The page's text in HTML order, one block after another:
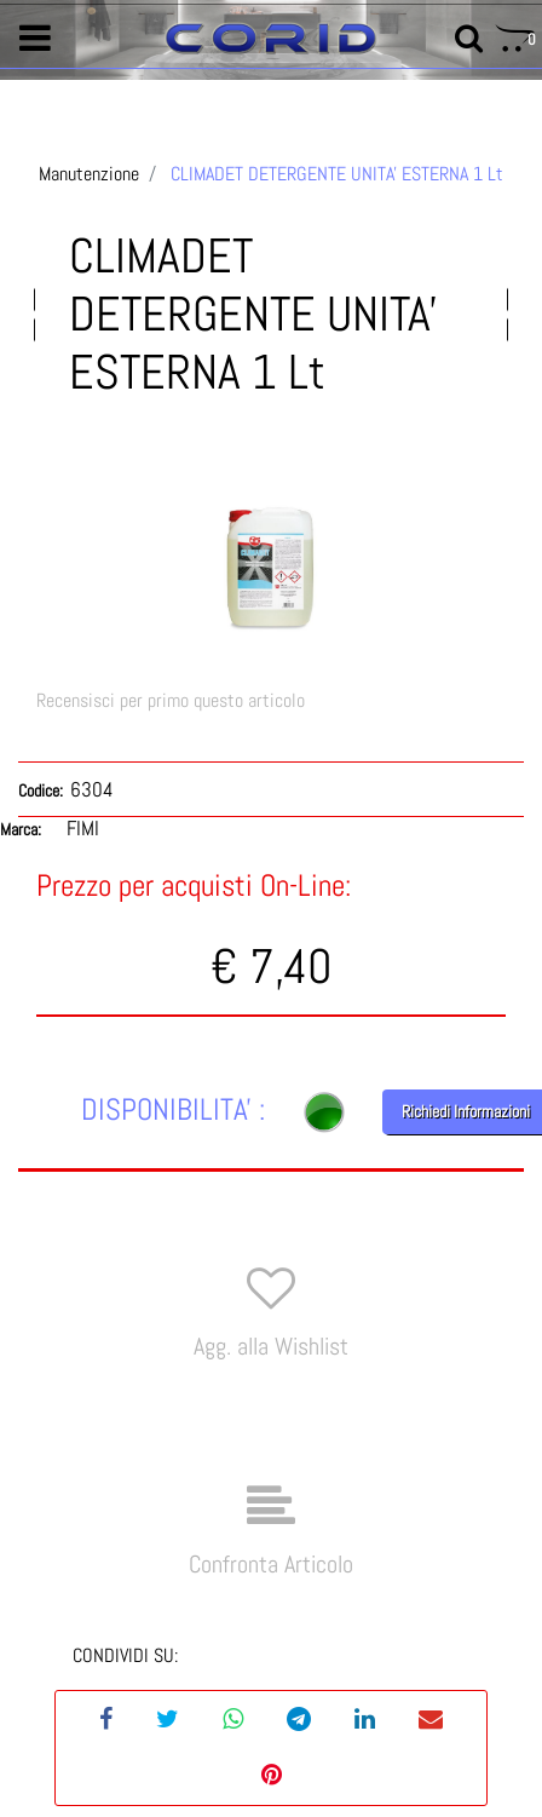
0
Manutenzione CLIMADET DETERGENTE UNITA' ESTERNA 1 Lt
CLIMADET
DETERGENTE UNITA'
ESTERNA 1 Lt
Recensisci per primo questo articolo
Codice: 6304
Marca: FIMI
Prezzo per acquisti On-Line:
€ 7,40
DISPONIBILITA' : Richiedi Informazioni
Agg. alla Wishlist
Confronta Articolo
CONDIVIDI SU: